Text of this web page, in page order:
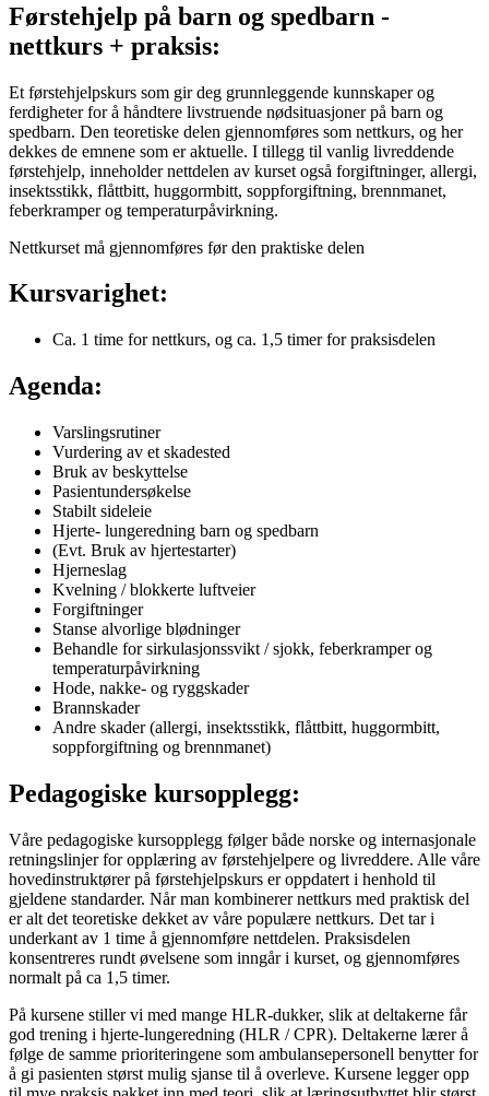
Førstehjelp på barn og spedbarn -
nettkurs + praksis:
Et førstehjelpskurs som gir deg grunnleggende kunnskaper og
ferdigheter for å håndtere livstruende nødsituasjoner på barn og
spedbarn. Den teoretiske delen gjennomføres som nettkurs, og her
dekkes de emnene som er aktuelle. I tillegg til vanlig livreddende
førstehjelp, inneholder nettdelen av kurset også forgiftninger, allergi,
insektsstikk, flåttbitt, huggormbitt, soppforgiftning, brennmanet,
feberkramper og temperaturpåvirkning.
Nettkurset må gjennomføres før den praktiske delen
Kursvarighet:
Ca. 1 time for nettkurs, og ca. 1,5 timer for praksisdelen
Agenda:
Varslingsrutiner
Vurdering av et skadested
Bruk av beskyttelse
Pasientundersøkelse
Stabilt sideleie
Hjerte- lungeredning barn og spedbarn
(Evt. Bruk av hjertestarter)
Hjerneslag
Kvelning / blokkerte luftveier
Forgiftninger
Stanse alvorlige blødninger
Behandle for sirkulasjonssvikt / sjokk, feberkramper og
temperaturpåvirkning
Hode, nakke- og ryggskader
Brannskader
Andre skader (allergi, insektsstikk, flåttbitt, huggormbitt,
soppforgiftning og brennmanet)
Pedagogiske kursopplegg:
Våre pedagogiske kursopplegg følger både norske og internasjonale
retningslinjer for opplæring av førstehjelpere og livreddere. Alle våre
hovedinstruktører på førstehjelpskurs er oppdatert i henhold til
gjeldene standarder. Når man kombinerer nettkurs med praktisk del
er alt det teoretiske dekket av våre populære nettkurs. Det tar i
underkant av 1 time å gjennomføre nettdelen. Praksisdelen
konsentreres rundt øvelsene som inngår i kurset, og gjennomføres
normalt på ca 1,5 timer.
På kursene stiller vi med mange HLR-dukker, slik at deltakerne får
god trening i hjerte-lungeredning (HLR / CPR). Deltakerne lærer å
følge de samme prioriteringene som ambulansepersonell benytter for
å gi pasienten størst mulig sjanse til å overleve. Kursene legger opp